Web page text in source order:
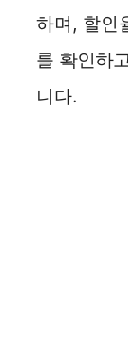
하며, 할인
를 확인하
니다.